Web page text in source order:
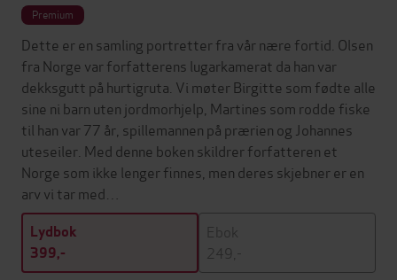
Premium
Dette er en samling portretter fra vår nære fortid. Olsen
fra Norge var forfatterens lugarkamerat da han var
dekksgutt på hurtigruta. Vi møter Birgitte som fødte alle
sine ni barn uten jordmorhjelp, Martines som rodde fiske
til han var 77 år, spillemannen på prærien og Johannes
uteseiler. Med denne boken skildrer forfatteren et
Norge som ikke lenger finnes, men deres skjebner er en
arv vi tar med…
Lydbok
399,-
Ebok
249,-